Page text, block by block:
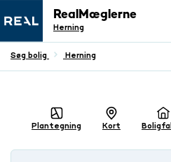
RealMæglerne
Herning
Søg bolig Herning
Plantegning Kort